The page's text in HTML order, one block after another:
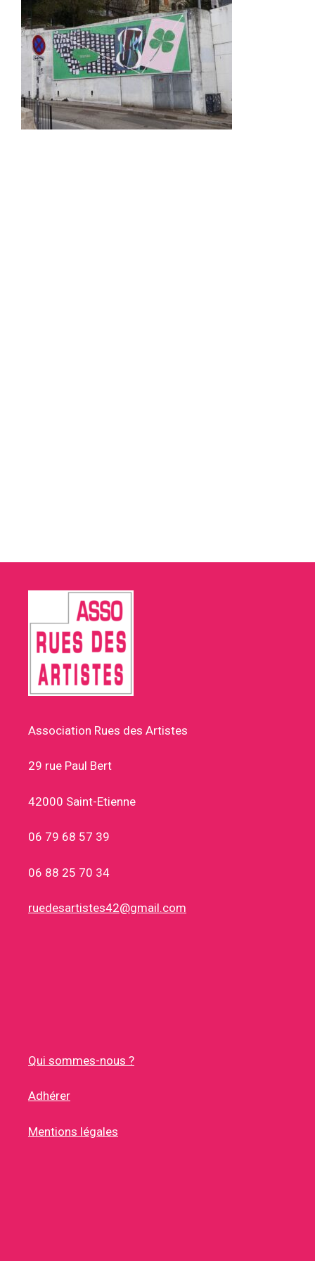
Association Rues des Artistes
29 rue Paul Bert
42000 Saint-Etienne
06 79 68 57 39
06 88 25 70 34
ruedesartistes42@gmail.com
Qui sommes-nous ?
Adhérer
Mentions légales